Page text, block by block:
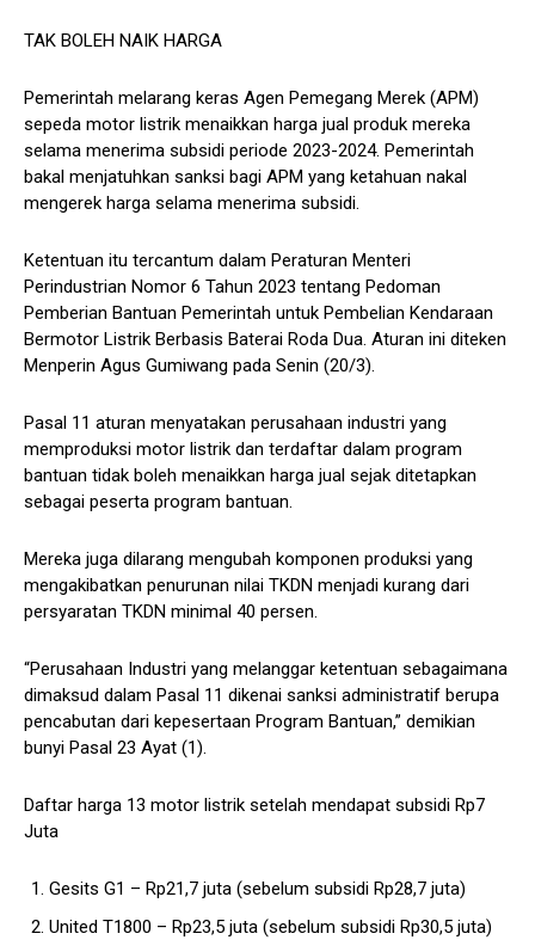
TAK BOLEH NAIK HARGA
Pemerintah melarang keras Agen Pemegang Merek (APM)
sepeda motor listrik menaikkan harga jual produk mereka
selama menerima subsidi periode 2023-2024. Pemerintah
bakal menjatuhkan sanksi bagi APM yang ketahuan nakal
mengerek harga selama menerima subsidi.
Ketentuan itu tercantum dalam Peraturan Menteri
Perindustrian Nomor 6 Tahun 2023 tentang Pedoman
Pemberian Bantuan Pemerintah untuk Pembelian Kendaraan
Bermotor Listrik Berbasis Baterai Roda Dua. Aturan ini diteken
Menperin Agus Gumiwang pada Senin (20/3).
Pasal 11 aturan menyatakan perusahaan industri yang
memproduksi motor listrik dan terdaftar dalam program
bantuan tidak boleh menaikkan harga jual sejak ditetapkan
sebagai peserta program bantuan.
Mereka juga dilarang mengubah komponen produksi yang
mengakibatkan penurunan nilai TKDN menjadi kurang dari
persyaratan TKDN minimal 40 persen.
“Perusahaan Industri yang melanggar ketentuan sebagaimana
dimaksud dalam Pasal 11 dikenai sanksi administratif berupa
pencabutan dari kepesertaan Program Bantuan,” demikian
bunyi Pasal 23 Ayat (1).
Daftar harga 13 motor listrik setelah mendapat subsidi Rp7
Juta
Gesits G1 – Rp21,7 juta (sebelum subsidi Rp28,7 juta)
United T1800 – Rp23,5 juta (sebelum subsidi Rp30,5 juta)